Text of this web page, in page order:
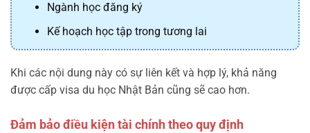
Ngành học đăng ký
Kế hoạch học tập trong tương lai
Khi các nội dung này có sự liên kết và hợp lý, khả năng
được cấp visa du học Nhật Bản cũng sẽ cao hơn.
Đảm bảo điều kiện tài chính theo quy định